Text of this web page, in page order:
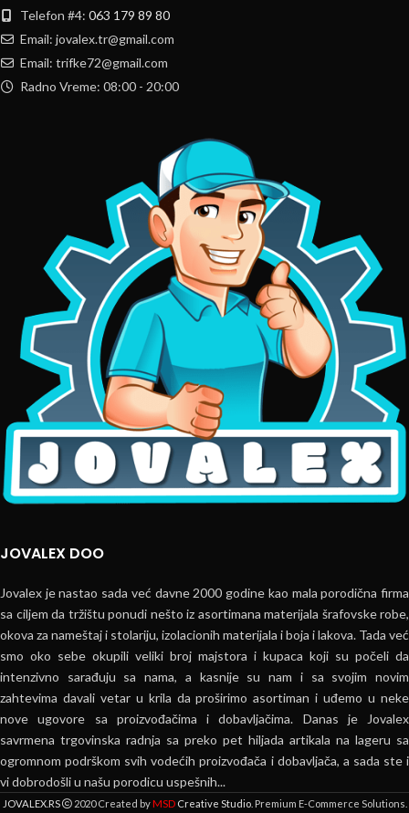
Telefon #4: 063 179 89 80
Email: jovalex.tr@gmail.com
Email: trifke72@gmail.com
Radno Vreme: 08:00 - 20:00
JOVALEX DOO
Jovalex je nastao sada već davne 2000 godine kao mala porodična firma
sa ciljem da tržištu ponudi nešto iz asortimana materijala šrafovske robe,
okova za nameštaj i stolariju, izolacionih materijala i boja i lakova. Tada već
smo oko sebe okupili veliki broj majstora i kupaca koji su počeli da
intenzivno sarađuju sa nama, a kasnije su nam i sa svojim novim
zahtevima davali vetar u krila da proširimo asortiman i uđemo u neke
nove ugovore sa proizvođačima i dobavljačima. Danas je Jovalex
savrmena trgovinska radnja sa preko pet hiljada artikala na lageru sa
ogromnom podrškom svih vodećih proizvođača i dobavljača, a sada ste i
vi dobrodošli u našu porodicu uspešnih...
JOVALEX.RS 2020 Created byMSDCreative Studio. Premium E-Commerce Solutions.